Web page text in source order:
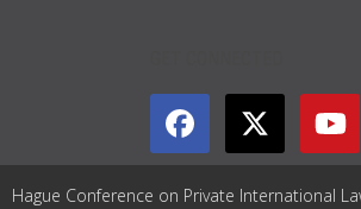
Hague Conference on Private International